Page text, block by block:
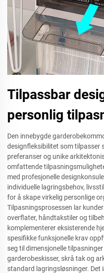
Tilpassbar
personlig
Den innebygde
designfleksibilitet som tilpasser
preferanser og unike
omfattende
med profesjonelle
individuelle lagringsbehov,
for å skape virkelig personlige
Tilpasningsprosessen lar
overflater, håndtakstiler og
komplementerer eksisterende
spesifikke funksjonelle krav
seg til dimensjonelle
garderobeskisser, skrå tak og
standard lagringsløsninger. Det